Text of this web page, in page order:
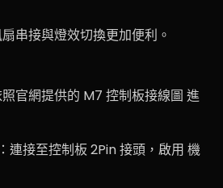
串接與燈效切換更加便利。
官網提供的 M7 控制板接線圖 進
連接至控制板 2Pin 接頭，啟用 機